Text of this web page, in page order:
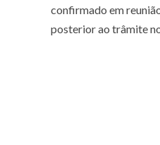
confirmado em
posterior ao trâmite